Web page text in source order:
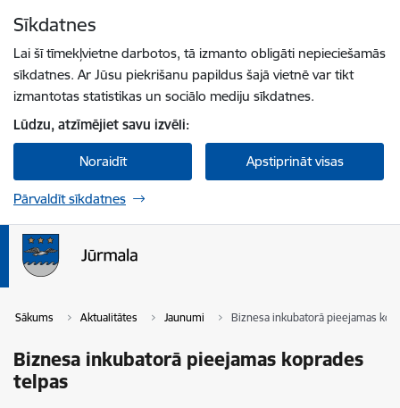
Sīkdatnes
Lai šī tīmekļvietne darbotos, tā izmanto obligāti nepieciešamās
sīkdatnes. Ar Jūsu piekrišanu papildus šajā vietnē var tikt
izmantotas statistikas un sociālo mediju sīkdatnes.
Lūdzu, atzīmējiet savu izvēli:
Noraidīt Apstiprināt visas
Pārvaldīt sīkdatnes
Sākums Aktualitātes Jaunumi Biznesa inkubatorā pieejamas
Biznesa inkubatorā pieejamas koprades
telpas